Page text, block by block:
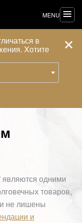
в
Xотите
MENU
являются одними
товаров,
не лишены
и